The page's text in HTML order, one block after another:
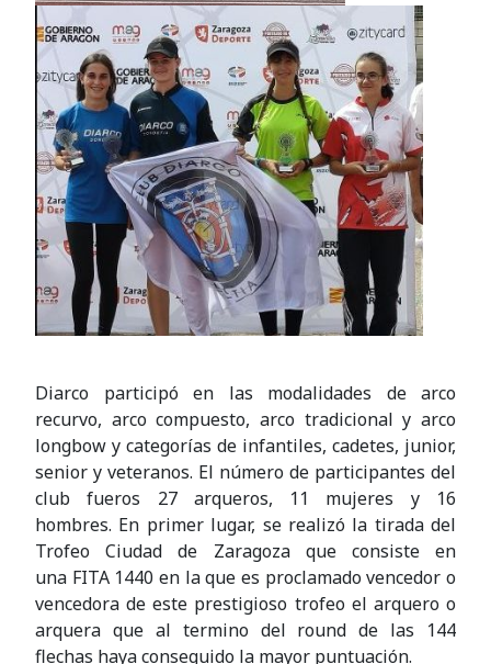
Diarco participó en las modalidades de arco
recurvo, arco compuesto, arco tradicional y arco
longbow y categorías de infantiles, cadetes, junior,
senior y veteranos. El número de participantes del
club fueros 27 arqueros, 11 mujeres y 16
hombres. En primer lugar, se realizó la tirada del
Trofeo Ciudad de Zaragoza que consiste en
una FITA 1440 en la que es proclamado vencedor o
vencedora de este prestigioso trofeo el arquero o
arquera que al termino del round de las 144
flechas haya conseguido la mayor puntuación.